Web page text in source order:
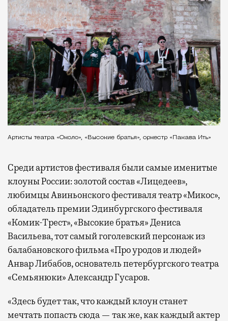
Артисты театра «Около», «Высокие братья», оркестр «Пакава Ить»
Среди артистов фестиваля были самые именитые
клоуны России: золотой состав «Лицедеев»,
любимцы Авиньонского фестиваля театр «Микос»,
обладатель премии Эдинбургского фестиваля
«Комик-Трест», «Высокие братья» Дениса
Васильева, тот самый гоголевский персонаж из
балабановского фильма «Про уродов и людей»
Анвар Либабов, основатель петербургского театра
«Семьянюки» Александр Гусаров.
«Здесь будет так, что каждый клоун станет
мечтать попасть сюда — так же, как каждый актер